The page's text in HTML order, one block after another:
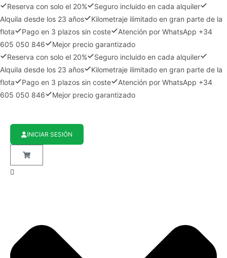
Reserva con solo el 20%
Seguro incluido en cada alquiler
Alquila desde los 23 años
Kilometraje ilimitado en gran parte de la
flota
Pago en 3 plazos sin coste
Atención por WhatsApp +34
605 050 846
Mejor precio garantizado
Reserva con solo el 20%
Seguro incluido en cada alquiler
Alquila desde los 23 años
Kilometraje ilimitado en gran parte de la
flota
Pago en 3 plazos sin coste
Atención por WhatsApp +34
605 050 846
Mejor precio garantizado
INICIAR SESIÓN